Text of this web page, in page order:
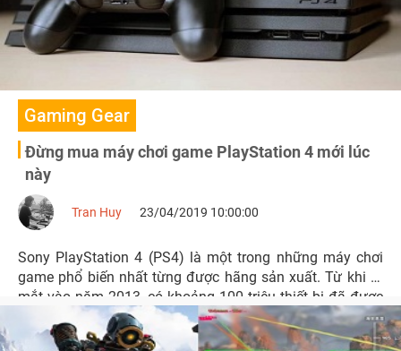
Gaming Gear
Đừng mua máy chơi game PlayStation 4 mới lúc
này
Tran Huy 23/04/2019 10:00:00
Sony PlayStation 4 (PS4) là một trong những máy chơi
game phổ biến nhất từng được hãng sản xuất. Từ khi ra
mắt vào năm 2013, có khoảng 100 triệu thiết bị đã được